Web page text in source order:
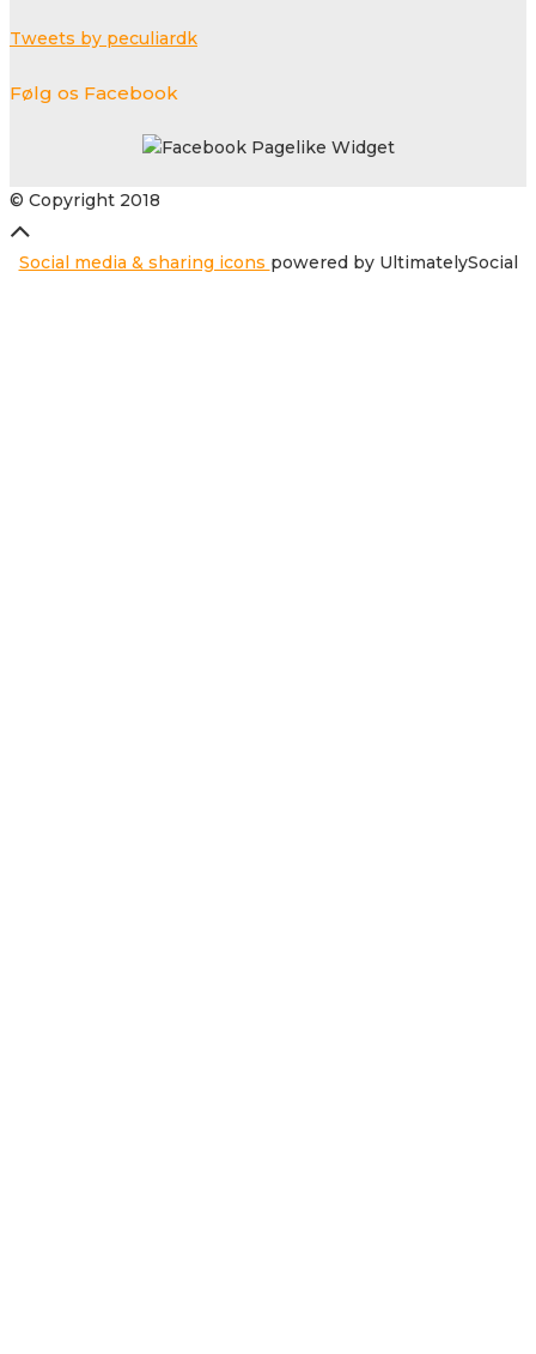
Tweets by peculiardk
Følg os Facebook
© Copyright 2018
Social media & sharing icons powered by UltimatelySocial